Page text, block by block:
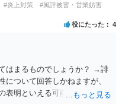
#炎上対策
#風評被害・営業妨害
役にたった 4
はまるものでしょうか？ →誹
ついて回答しかねますが、
表明といえる可能性が高く、